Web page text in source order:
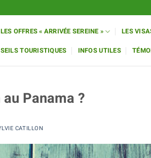
LES OFFRES « ARRIVÉE SEREINE » LES
TOURISTIQUES INFOS UTILES
Panama ?
CATILLON